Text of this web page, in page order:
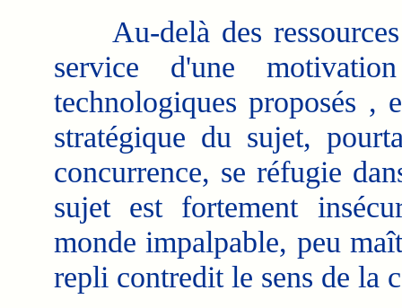
Au-delà des ressources
service d'une
technologiques proposés ,
stratégique du sujet,
concurrence, se réfugie
sujet est fortement
monde impalpable, peu
repli contredit le sens de la